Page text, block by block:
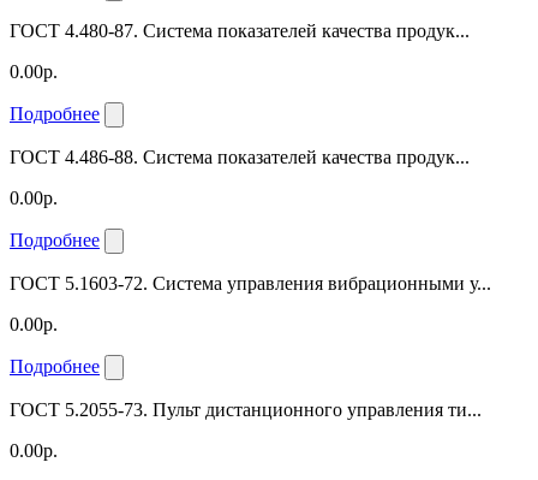
ГОСТ 4.480-87. Система показателей качества продук...
0.00р.
Подробнее
ГОСТ 4.486-88. Система показателей качества продук...
0.00р.
Подробнее
ГОСТ 5.1603-72. Система управления вибрационными у...
0.00р.
Подробнее
ГОСТ 5.2055-73. Пульт дистанционного управления ти...
0.00р.